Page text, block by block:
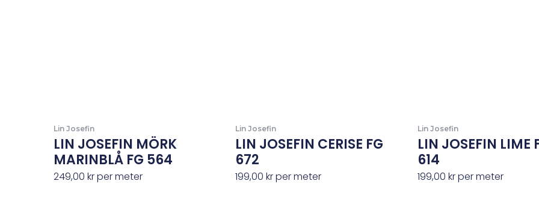
Lin Josefin
LIN JOSEFIN MÖRK
MARINBLÅ FG 564
249,00 krper meter
Lin Josefin
LIN JOSEFIN CERISE FG
672
199,00krper meter
Lin Josefin
LIN JOSEFIN LIME
614
199,00 krper meter